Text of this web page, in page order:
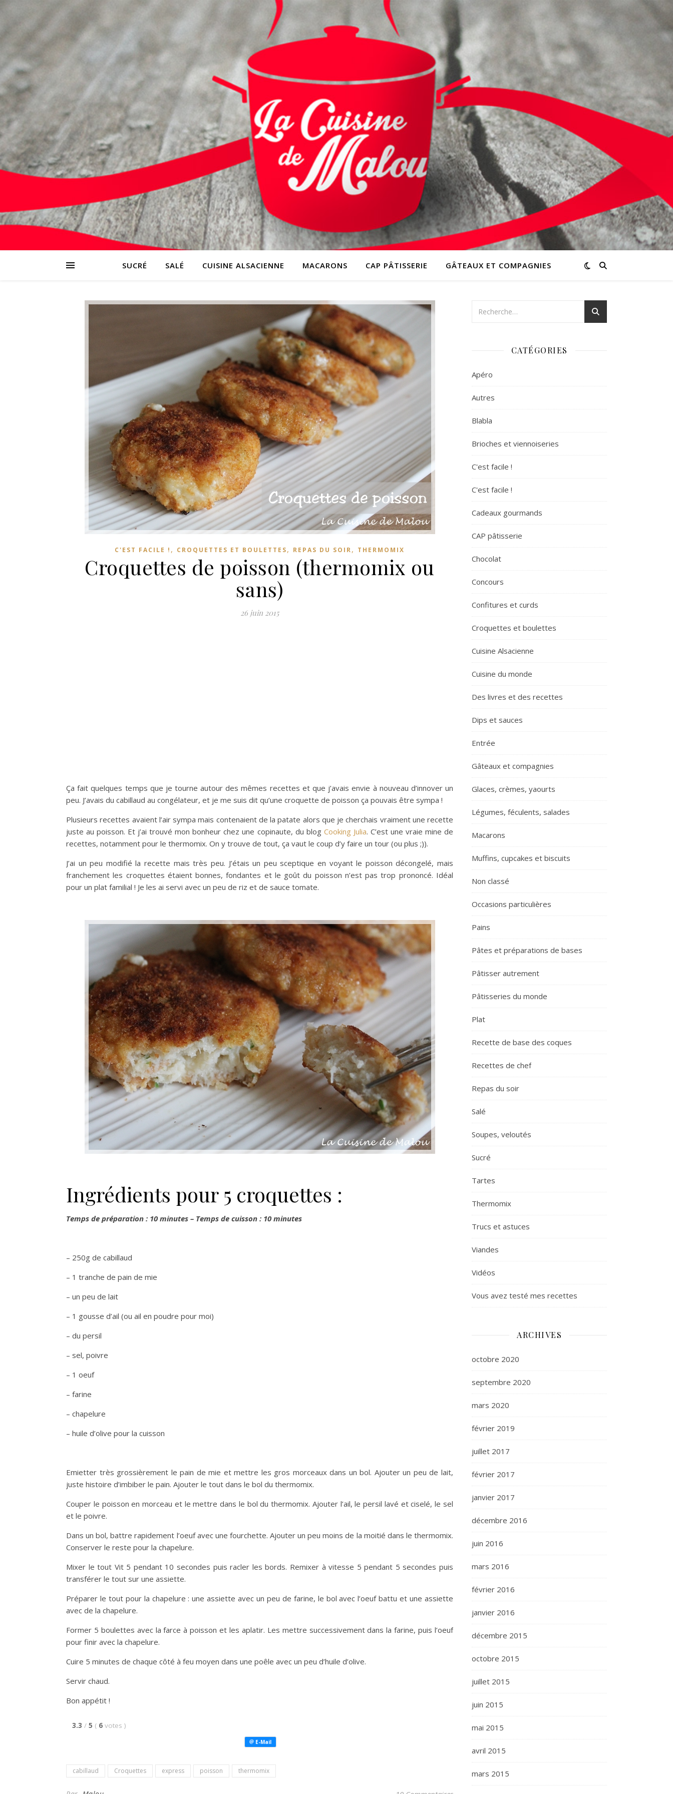
SUCRÉ SALÉ CUISINE ALSACIENNE MACARONS CAP PÂTISSERIE GÂTEAUX ET COMPAGNIES
C'EST FACILE ! , CROQUETTES ET BOULETTES, REPAS DU SOIR, THERMOMIX
Croquettes de poisson (thermomix ou
sans)
26 juin 2015
Ça fait quelques temps que je tourne autour des mêmes recettes et que j’avais envie à nouveau d’innover un
peu. J’avais du cabillaud au congélateur, et je me suis dit qu’une croquette de poisson ça pouvais être sympa !
Plusieurs recettes avaient l’air sympa mais contenaient de la patate alors que je cherchais vraiment une recette
juste au poisson. Et j’ai trouvé mon bonheur chez une copinaute, du blog Cooking Julia. C’est une vraie mine de
recettes, notamment pour le thermomix. On y trouve de tout, ça vaut le coup d’y faire un tour (ou plus ;)).
J’ai un peu modifié la recette mais très peu. J’étais un peu sceptique en voyant le poisson décongelé, mais
franchement les croquettes étaient bonnes, fondantes et le goût du poisson n’est pas trop prononcé. Idéal
pour un plat familial ! Je les ai servi avec un peu de riz et de sauce tomate.
Ingrédients pour 5 croquettes :
Temps de préparation : 10 minutes – Temps de cuisson : 10 minutes
– 250g de cabillaud
– 1 tranche de pain de mie
– un peu de lait
– 1 gousse d’ail (ou ail en poudre pour moi)
– du persil
– sel, poivre
– 1 oeuf
– farine
– chapelure
– huile d’olive pour la cuisson
Emietter très grossièrement le pain de mie et mettre les gros morceaux dans un bol. Ajouter un peu de lait,
juste histoire d’imbiber le pain. Ajouter le tout dans le bol du thermomix.
Couper le poisson en morceau et le mettre dans le bol du thermomix. Ajouter l’ail, le persil lavé et ciselé, le sel
et le poivre.
Dans un bol, battre rapidement l’oeuf avec une fourchette. Ajouter un peu moins de la moitié dans le thermomix.
Conserver le reste pour la chapelure.
Mixer le tout Vit 5 pendant 10 secondes puis racler les bords. Remixer à vitesse 5 pendant 5 secondes puis
transférer le tout sur une assiette.
Préparer le tout pour la chapelure : une assiette avec un peu de farine, le bol avec l’oeuf battu et une assiette
avec de la chapelure.
Former 5 boulettes avec la farce à poisson et les aplatir. Les mettre successivement dans la farine, puis l’oeuf
pour finir avec la chapelure.
Cuire 5 minutes de chaque côté à feu moyen dans une poêle avec un peu d’huile d’olive.
Servir chaud.
Bon appétit !
3.3 / 5 ( 6 votes )
cabillaud Croquettes express poisson thermomix
CATÉGORIES
Apéro
Autres
Blabla
Brioches et viennoiseries
C'est facile !
C'est facile !
Cadeaux gourmands
CAP pâtisserie
Chocolat
Concours
Confitures et curds
Croquettes et boulettes
Cuisine Alsacienne
Cuisine du monde
Des livres et des recettes
Dips et sauces
Entrée
Gâteaux et compagnies
Glaces, crèmes, yaourts
Légumes, féculents, salades
Macarons
Muffins, cupcakes et biscuits
Non classé
Occasions particulières
Pains
Pâtes et préparations de bases
Pâtisser autrement
Pâtisseries du monde
Plat
Recette de base des coques
Recettes de chef
Repas du soir
Salé
Soupes, veloutés
Sucré
Tartes
Thermomix
Trucs et astuces
Viandes
Vidéos
Vous avez testé mes recettes
ARCHIVES
octobre 2020
septembre 2020
mars 2020
février 2019
juillet 2017
février 2017
janvier 2017
décembre 2016
juin 2016
mars 2016
février 2016
janvier 2016
décembre 2015
octobre 2015
juillet 2015
juin 2015
mai 2015
avril 2015
mars 2015